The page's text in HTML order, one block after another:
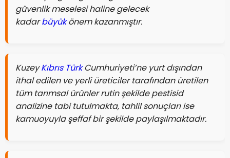
güvenlik meselesi haline gelecek
kadarbüyükönem kazanmıştır.
KuzeyKıbrıs TürkCumhuriyeti’ne yurt dışından
ithal edilen ve yerli üreticiler tarafından üretilen
tüm tarımsal ürünler rutin şekilde pestisid
analizine tabi tutulmakta, tahlil sonuçları ise
kamuoyuyla şeffaf bir şekilde paylaşılmaktadır.